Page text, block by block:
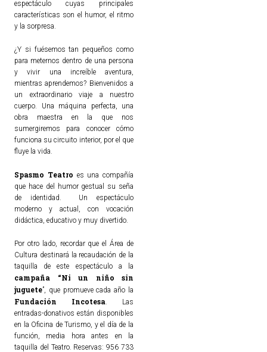
espectáculo cuyas principales
características son el humor, el ritmo
y la sorpresa.
¿Y si fuésemos tan pequeños como
para meternos dentro de una persona
y vivir una increíble aventura,
mientras aprendemos? Bienvenidos a
un extraordinario viaje a nuestro
cuerpo. Una máquina perfecta, una
obra maestra en la que nos
sumergiremos para conocer cómo
funciona su circuito interior, por el que
fluye la vida.
Spasmo Teatro es una compañía
que hace del humor gestual su seña
de identidad. Un espectáculo
moderno y actual, con vocación
didáctica, educativo y muy divertido.
Por otro lado, recordar que el Área de
Cultura destinará la recaudación de la
taquilla de este espectáculo a la
campaña “Ni un niño sin
juguete”, que promueve cada año la
Fundación Incotesa . Las
entradas-donativos están disponibles
en la Oficina de Turismo, y el día de la
función, media hora antes en la
taquilla del Teatro. Reservas: 956 733